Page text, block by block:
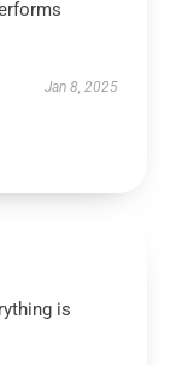
Jan 8, 2025
is